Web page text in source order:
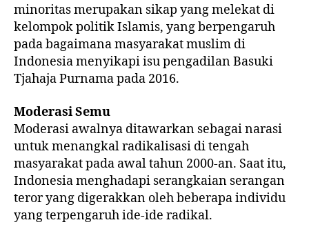
minoritas merupakan sikap yang melekat di
kelompok politik Islamis, yang berpengaruh
pada bagaimana masyarakat muslim di
Indonesia menyikapi isu pengadilan Basuki
Tjahaja Purnama pada 2016.
ModerasiSemu
Moderasi awalnya ditawarkan sebagai narasi
untuk menangkal radikalisasi di tengah
masyarakat pada awal tahun 2000-an. Saat itu,
Indonesia menghadapi serangkaian serangan
teror yang digerakkan oleh beberapa individu
yang terpengaruh ide-ide radikal.